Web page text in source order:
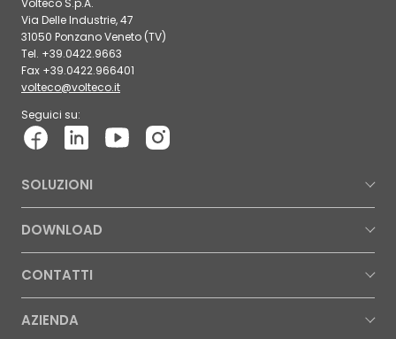
Volteco S.p.A.
Via Delle Industrie, 47
31050 Ponzano Veneto (TV)
Tel. +39.0422.9663
Fax +39.0422.966401
volteco@volteco.it
Seguici su:
SOLUZIONI
DOWNLOAD
CONTATTI
AZIENDA